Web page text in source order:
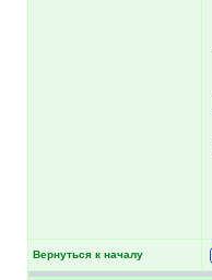
Вернуться к началу